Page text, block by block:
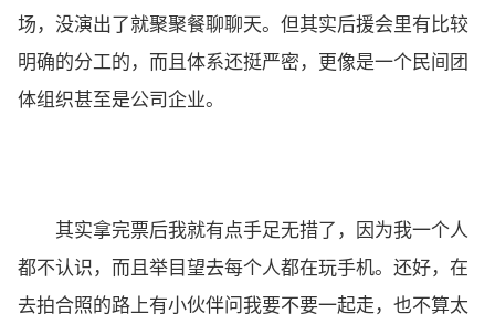
场，没演出了就聚聚餐聊聊天。但其实后援会里有比较
明确的分工的，而且体系还挺严密，更像是一个民间团
体组织甚至是公司企业。
其实拿完票后我就有点手足无措了，因为我一个人
都不认识，而且举目望去每个人都在玩手机。还好，在
去拍合照的路上有小伙伴问我要不要一起走，也不算太